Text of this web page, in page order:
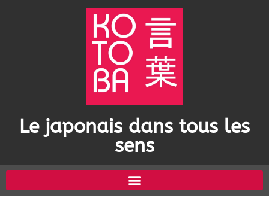
Le japonais dans tous les
sens